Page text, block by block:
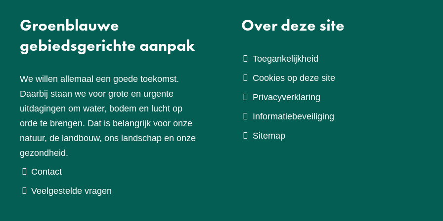
Groenblauwe
gebiedsgerichte aanpak
We willen allemaal een goede toekomst.
Daarbij staan we voor grote en urgente
uitdagingen om water, bodem en lucht op
orde te brengen. Dat is belangrijk voor onze
natuur, de landbouw, ons landschap en onze
gezondheid.
Contact
Veelgestelde vragen
Over deze site
Toegankelijkheid
Cookies op deze site
Privacyverklaring
Informatiebeveiliging
Sitemap